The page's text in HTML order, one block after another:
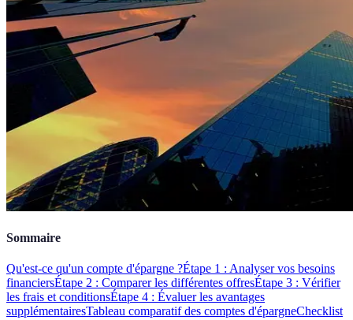
Sommaire
Qu'est-ce qu'un compte d'épargne ?Étape 1 : Analyser vos besoins
financiersÉtape 2 : Comparer les différentes offresÉtape 3 : Vérifier
les frais et conditionsÉtape 4 : Évaluer les avantages
supplémentairesTableau comparatif des comptes d'épargneChecklist